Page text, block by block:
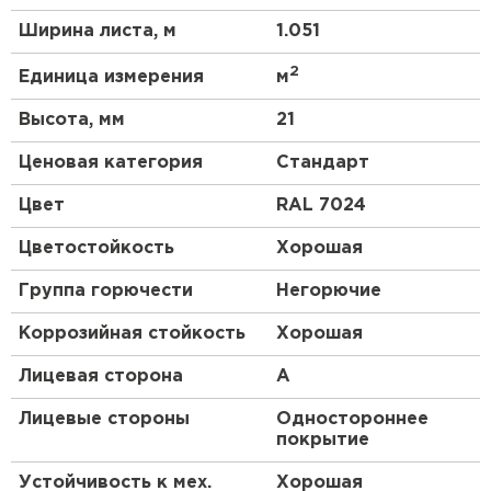
Широкий спектр видов профиля с разной
несущей способностью.
можно обработать ремонтной эмалью, а
дефектные сегменты заменить на новые
металлические листы.
Не подвержен механическим повреждениям,
выцветанию и коррозии.
Сочетается с любым дизайн-проектом.
Огнестойкость и экологичность.
Легко транспортировать и монтировать за
Долговечность — срок службы может
Ширина листа, м 1.051
Единица измерения м2
Высота, мм 21
Ценовая категория Стандарт
Цвет RAL 7024
Цветостойкость Хорошая
Группа горючести Негорючие
Коррозийная стойкость Хорошая
Лицевая сторона A
Лицевые стороны
Одностороннее
покрытие
Устойчивость к мех.
Хорошая